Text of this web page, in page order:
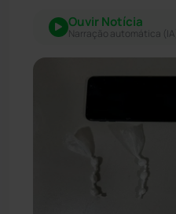
Ouvir Notícia
Narração automática